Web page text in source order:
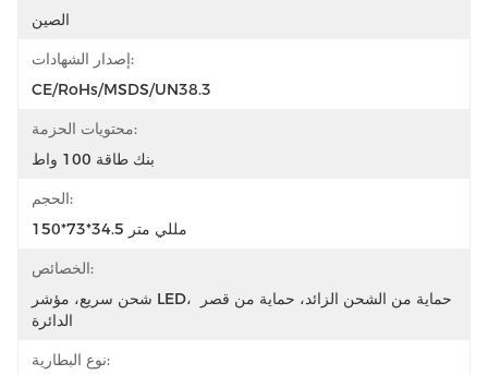
الصين
إصدار الشهادات:
CE/RoHs/MSDS/UN38.3
محتويات الحزمة:
بنك طاقة 100 واط
الحجم:
150*73*34.5 مللي متر
الخصائص:
شحن سريع، مؤشر LED، حماية من الشحن الزائد، حماية من قصر
الدائرة
نوع البطارية: